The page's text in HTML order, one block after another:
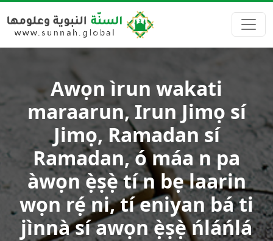
Awọn ìrun wakati
maraarun, Irun Jimọ sí
Jimọ, Ramadan sí
Ramadan, ó máa n pa
àwọn ẹ̀ṣẹ̀ tí n bẹ laarin
wọn rẹ́ ni, tí eniyan bá ti
jìnnà sí awọn ẹ̀ṣẹ̀ ńláńlá